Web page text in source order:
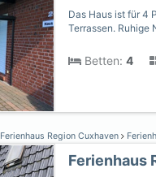
Das Haus ist für 4
Terrassen. Ruhige
Betten: 4
Ferienhaus Region Cuxhaven
Ferienhaus